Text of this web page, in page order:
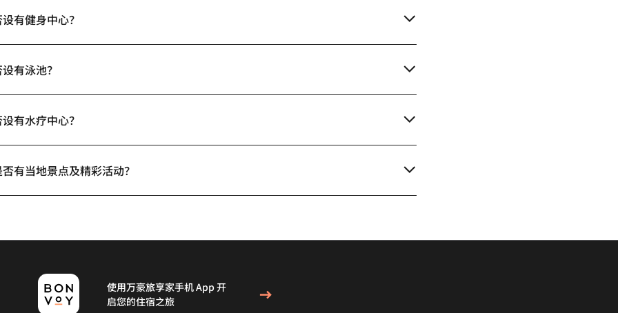
有健身中心？
有泳池？
有水疗中心？
有当地景点及精彩活动？
使用万豪旅享家手机 App 开
启您的住宿之旅